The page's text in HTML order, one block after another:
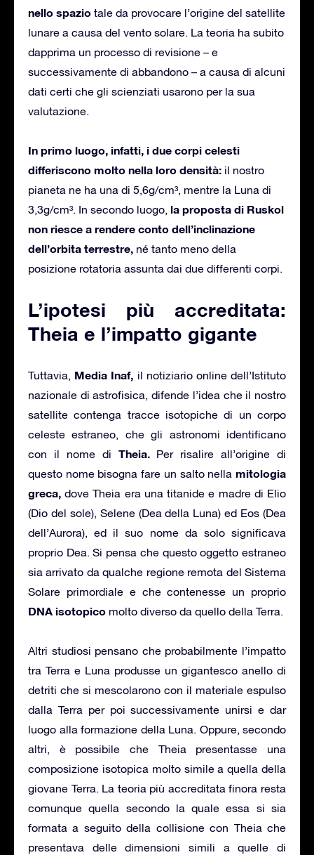
nello spazio tale da provocare l’origine del satellite
lunare a causa del vento solare. La teoria ha subito
dapprima un processo di revisione – e
successivamente di abbandono – a causa di alcuni
dati certi che gli scienziati usarono per la sua
valutazione.
In primo luogo, infatti, i due corpi celesti
differiscono molto nella loro densità: il nostro
pianeta ne ha una di 5,6g/cm³, mentre la Luna di
3,3g/cm³. In secondo luogo, la proposta di Ruskol
non riesce a rendere conto dell’inclinazione
dell’orbita terrestre, né tanto meno della
posizione rotatoria assunta dai due differenti corpi.
L’ipotesi più accreditata:
Theia e l’impatto gigante
Tuttavia, Media Inaf, il notiziario online dell’Istituto
nazionale di astrofisica, difende l’idea che il nostro
satellite contenga tracce isotopiche di un corpo
celeste estraneo, che gli astronomi identificano
con il nome di Theia.Per risalire all’origine di
questo nome bisogna fare un salto nella mitologia
greca, dove Theia era una titanide e madre di Elio
(Dio del sole), Selene (Dea della Luna) ed Eos (Dea
dell’Aurora), ed il suo nome da solo significava
proprio Dea. Si pensa che questo oggetto estraneo
sia arrivato da qualche regione remota del Sistema
Solare primordiale e che contenesse un proprio
DNA isotopico molto diverso da quello della Terra.
Altri studiosi pensano che probabilmente l’impatto
tra Terra e Luna produsse un gigantesco anello di
detriti che si mescolarono con il materiale espulso
dalla Terra per poi successivamente unirsi e dar
luogo alla formazione della Luna. Oppure, secondo
altri, è possibile che Theia presentasse una
composizione isotopica molto simile a quella della
giovane Terra. La teoria più accreditata finora resta
comunque quella secondo la quale essa si sia
formata a seguito della collisione con Theia che
presentava delle dimensioni simili a quelle di